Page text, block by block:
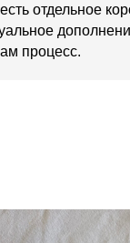
отдельное
процесс.